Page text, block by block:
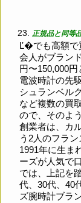
23. 正規品と同等
Ľ�でも高額で
会人がブラン
円〜150,000円
電波時計の先
シュランベル
など複数の買
ので、そのよ
創業者は、カ
う2人のフラン
1991年に生ま
ーズが人気で
では、上記を
代、30代、40
ズ腕時計ブラ